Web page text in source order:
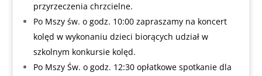
przyrzeczenia chrzcielne.
Po Mszy św. o godz. 10:00 zapraszamy na koncert
kolęd w wykonaniu dzieci biorących udział w
szkolnym konkursie kolęd.
Po Mszy Św. o godz. 12:30 opłatkowe spotkanie dla